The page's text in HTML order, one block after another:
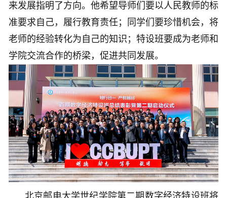
来发展指明了方向。他希望导师们要以人民教师的标
准要求自己，履行教育责任；同学们要珍惜机会，将
老师的经验转化为自己的知识；特设班要成为老师和
学院交流合作的桥梁，促进共同发展。
北京邮电大学世纪学院第二期数字经济特设班将